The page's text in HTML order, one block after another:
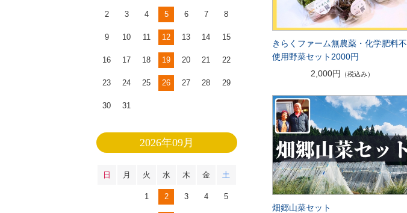
きらくファーム無農薬・化学肥料不
使用野菜セット2000円
2,000円
（税込み）
畑郷山菜セット
2 3 4 5 6 7 8
9 10 11 12 13 14 15
16 17 18 19 20 21 22
23 24 25 26 27 28 29
30 31
2026年09月
日 月 火 水 木 金 土
1 2 3 4 5